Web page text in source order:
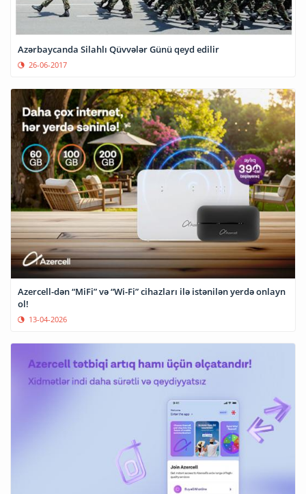
Azərbaycanda Silahlı Qüvvələr Günü qeyd edilir
26-06-2017
Azercell-dən “MiFi” və “Wi-Fi” cihazları ilə istənilən yerdə onlayn
ol!
13-04-2026